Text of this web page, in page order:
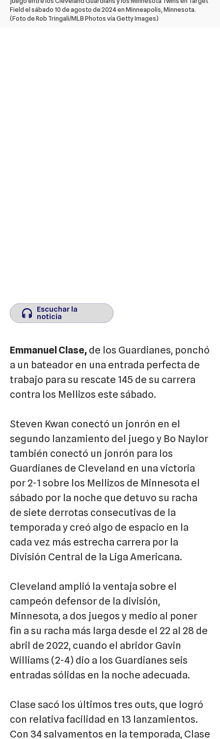
Field el sábado 10 de agosto de 2024 en Minneapolis, Minnesota.
(Foto de Rob Tringali/MLB Photos vía Getty Images)
Escuchar la
noticia
Escuchar la
noticia
Emmanuel Clase, de los Guardianes, ponchó
a un bateador en una entrada perfecta de
trabajo para su rescate 145 de su carrera
contra los Mellizos este sábado.
Steven Kwan conectó un jonrón en el
segundo lanzamiento del juego y Bo Naylor
también conectó un jonrón para los
Guardianes de Cleveland en una victoria
por 2-1 sobre los Mellizos de Minnesota el
sábado por la noche que detuvo su racha
de siete derrotas consecutivas de la
temporada y creó algo de espacio en la
cada vez más estrecha carrera por la
División Central de la Liga Americana.
Cleveland amplió la ventaja sobre el
campeón defensor de la división,
Minnesota, a dos juegos y medio al poner
fin a su racha más larga desde el 22 al 28 de
abril de 2022, cuando el abridor Gavin
Williams (2-4) dio a los Guardianes seis
entradas sólidas en la noche adecuada.
Clase sacó los últimos tres outs, que logró
con relativa facilidad en 13 lanzamientos.
Con 34 salvamentos en la temporada, Clase